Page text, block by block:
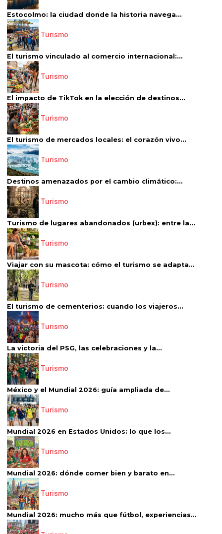
Estocolmo: la ciudad donde la historia navega...
Turismo
El turismo vinculado al comercio internacional:...
Turismo
El impacto de TikTok en la elección de destinos...
Turismo
El turismo de mercados locales: el corazón vivo...
Turismo
Destinos amenazados por el cambio climático:...
Turismo
Turismo de lugares abandonados (urbex): entre la...
Turismo
Viajar con su mascota: cómo el turismo se adapta...
Turismo
El turismo de cementerios: cuando los viajeros...
Turismo
La victoria del PSG, las celebraciones y la...
Turismo
México y el Mundial 2026: guía ampliada de...
Turismo
Mundial 2026 en Estados Unidos: lo que los...
Turismo
Mundial 2026: dónde comer bien y barato en...
Turismo
Mundial 2026: mucho más que fútbol, experiencias...